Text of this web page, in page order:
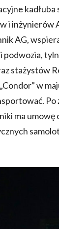
kadłuba
i inżynierów
AG,
stażystów
w
Po
ma